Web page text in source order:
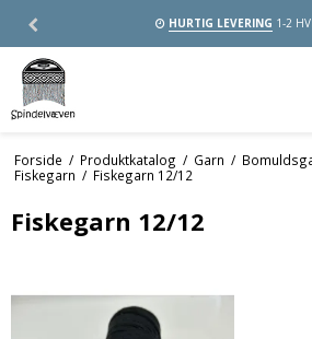
HURTIG LEVERING 1-2
Forside / Produktkatalog / Garn /
Fiskegarn / Fiskegarn 12/12
Fiskegarn 12/12